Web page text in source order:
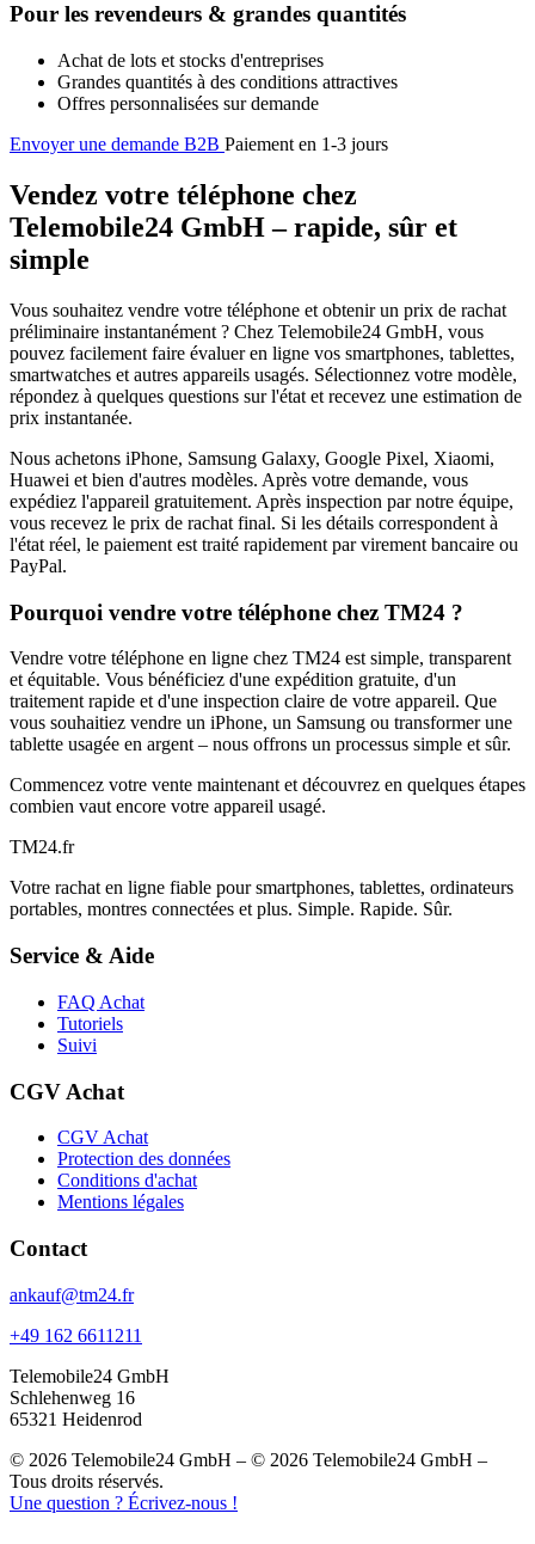
Pour les revendeurs & grandes quantités
Achat de lots et stocks d'entreprises
Grandes quantités à des conditions attractives
Offres personnalisées sur demande
Envoyer une demande B2B Paiement en 1-3 jours
Vendez votre téléphone chez
Telemobile24 GmbH – rapide, sûr et
simple
Vous souhaitez vendre votre téléphone et obtenir un prix de rachat
préliminaire instantanément ? Chez Telemobile24 GmbH, vous
pouvez facilement faire évaluer en ligne vos smartphones, tablettes,
smartwatches et autres appareils usagés. Sélectionnez votre modèle,
répondez à quelques questions sur l'état et recevez une estimation de
prix instantanée.
Nous achetons iPhone, Samsung Galaxy, Google Pixel, Xiaomi,
Huawei et bien d'autres modèles. Après votre demande, vous
expédiez l'appareil gratuitement. Après inspection par notre équipe,
vous recevez le prix de rachat final. Si les détails correspondent à
l'état réel, le paiement est traité rapidement par virement bancaire ou
PayPal.
Pourquoi vendre votre téléphone chez TM24 ?
Vendre votre téléphone en ligne chez TM24 est simple, transparent
et équitable. Vous bénéficiez d'une expédition gratuite, d'un
traitement rapide et d'une inspection claire de votre appareil. Que
vous souhaitiez vendre un iPhone, un Samsung ou transformer une
tablette usagée en argent – nous offrons un processus simple et sûr.
Commencez votre vente maintenant et découvrez en quelques étapes
combien vaut encore votre appareil usagé.
TM24.fr
Votre rachat en ligne fiable pour smartphones, tablettes, ordinateurs
portables, montres connectées et plus. Simple. Rapide. Sûr.
Service & Aide
FAQ Achat
Tutoriels
Suivi
CGV Achat
CGV Achat
Protection des données
Conditions d'achat
Mentions légales
Contact
ankauf@tm24.fr
+49 162 6611211
Telemobile24 GmbH
Schlehenweg 16
65321 Heidenrod
© 2026 Telemobile24 GmbH – © 2026 Telemobile24 GmbH –
Tous droits réservés.
Une question ? Écrivez-nous !